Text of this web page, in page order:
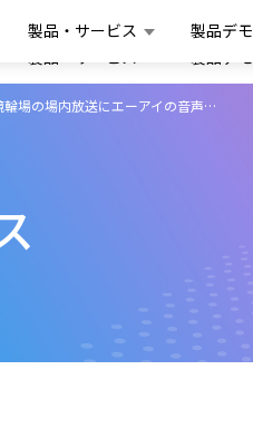
製品・サービス 製品デモ
製品・サービス 製品デモ
輪場の場内放送にエーアイの音声…